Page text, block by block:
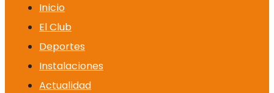
Inicio
El Club
Deportes
Instalaciones
Actualidad